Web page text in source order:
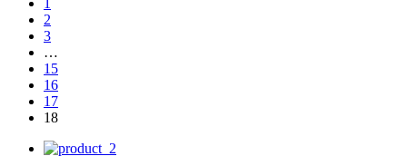
2
3
…
15
16
17
18